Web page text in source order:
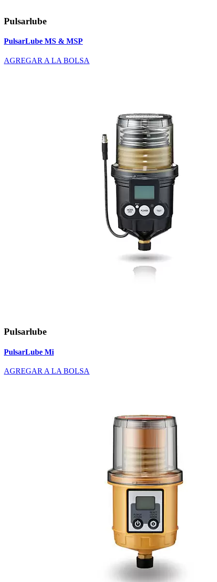
Pulsarlube
PulsarLube MS & MSP
AGREGAR A LA BOLSA
Pulsarlube
PulsarLube Mi
AGREGAR A LA BOLSA